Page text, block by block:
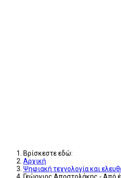
Βρίσκεστε εδώ:
Αρχική
Ψηφιακή τεχνολογία και